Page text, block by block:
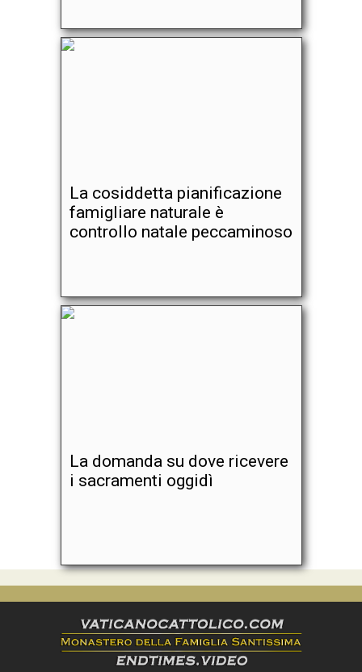
La cosiddetta pianificazione
famigliare naturale è
controllo natale peccaminoso
La domanda su dove ricevere
i sacramenti oggidì